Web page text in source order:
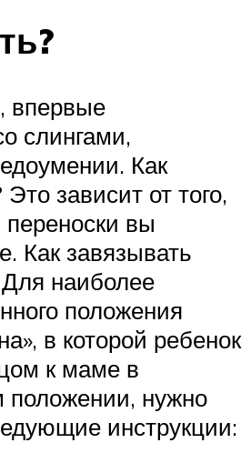
впервые
слингами,
Как
Это зависит от того,
вы
Как завязывать
наиболее
положения
в которой ребенок
к маме в
положении, нужно
инструкции: